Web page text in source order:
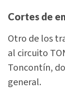
Cortes de
Otro de los
al circuito
Toncontín,
general.